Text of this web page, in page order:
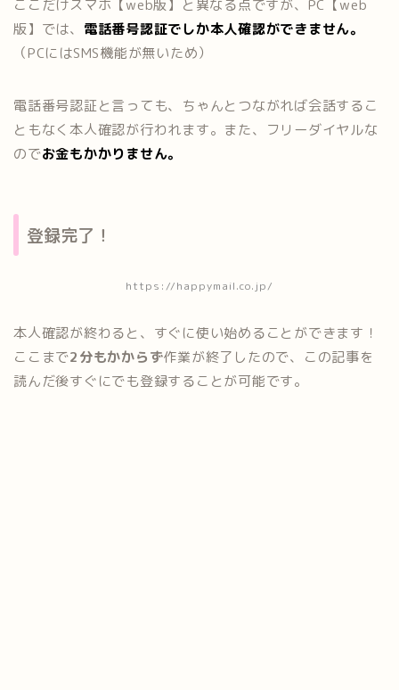
ここだけスマホ【web版】と異なる点ですが、PC【web
版】では、 電話番号認証でしか本人確認ができません。
（PCにはSMS機能が無いため）
電話番号認証と言っても、ちゃんとつながれば会話するこ
ともなく本人確認が行われます。また、フリーダイヤルな
のでお金もかかりません。
登録完了！
https://happymail.co.jp/
本人確認が終わると、すぐに使い始めることができます！
ここまで2分もかからず作業が終了したので、この記事を
読んだ後すぐにでも登録することが可能です。